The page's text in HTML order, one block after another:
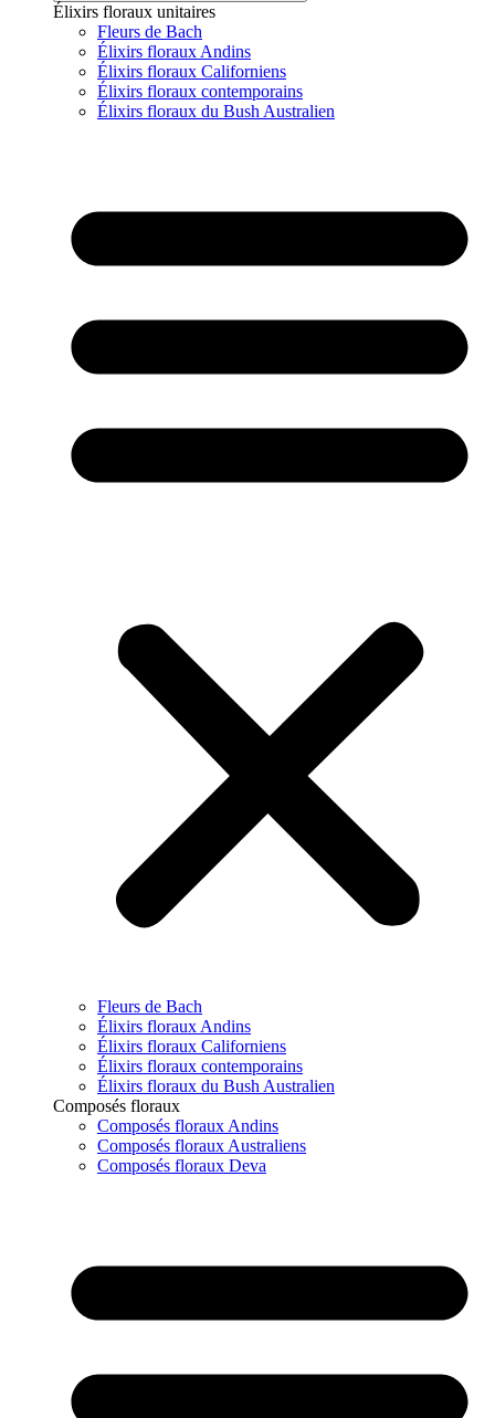
Élixirs floraux unitaires
Fleurs de Bach
Élixirs floraux Andins
Élixirs floraux Californiens
Élixirs floraux contemporains
Élixirs floraux du Bush Australien
Fleurs de Bach
Élixirs floraux Andins
Élixirs floraux Californiens
Élixirs floraux contemporains
Élixirs floraux du Bush Australien
Composés floraux
Composés floraux Andins
Composés floraux Australiens
Composés floraux Deva